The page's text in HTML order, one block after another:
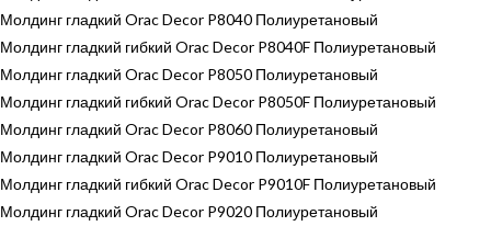
Молдинг гладкий Orac Decor P8040 Полиуретановый
Молдинг гладкий гибкий Orac Decor P8040F Полиуретановый
Молдинг гладкий Orac Decor P8050 Полиуретановый
Молдинг гладкий гибкий Orac Decor P8050F Полиуретановый
Молдинг гладкий Orac Decor P8060 Полиуретановый
Молдинг гладкий Orac Decor P9010 Полиуретановый
Молдинг гладкий гибкий Orac Decor P9010F Полиуретановый
Молдинг гладкий Orac Decor P9020 Полиуретановый